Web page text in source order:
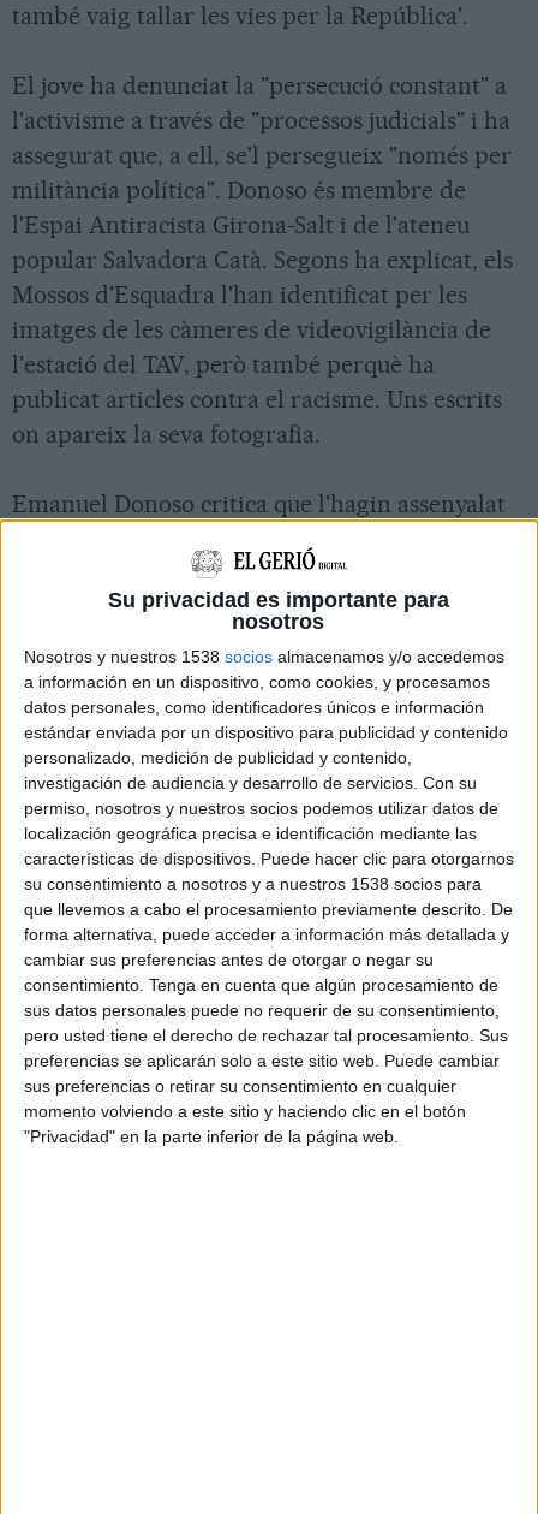
Su privacidad es importante para
nosotros
Nosotros y nuestros 1538 socios almacenamos y/o accedemos
a información en un dispositivo, como cookies, y procesamos
datos personales, como identificadores únicos e información
estándar enviada por un dispositivo para publicidad y contenido
personalizado, medición de publicidad y contenido,
investigación de audiencia y desarrollo de servicios. Con su
permiso, nosotros y nuestros socios podemos utilizar datos de
localización geográfica precisa e identificación mediante las
características de dispositivos. Puede hacer clic para otorgarnos
su consentimiento a nosotros y a nuestros 1538 socios para
que llevemos a cabo el procesamiento previamente descrito. De
forma alternativa, puede acceder a información más detallada y
cambiar sus preferencias antes de otorgar o negar su
consentimiento. Tenga en cuenta que algún procesamiento de
sus datos personales puede no requerir de su consentimiento,
pero usted tiene el derecho de rechazar tal procesamiento. Sus
preferencias se aplicarán solo a este sitio web. Puede cambiar
sus preferencias o retirar su consentimiento en cualquier
momento volviendo a este sitio y haciendo clic en el botón
"Privacidad" en la parte inferior de la página web.
també vaig tallar les vies per la República'.
El jove ha denunciat la "persecució constant" a
l'activisme a través de "processos judicials" i ha
assegurat que, a ell, se'l persegueix "només per
militància política". Donoso és membre de
l'Espai Antiracista Girona-Salt i de l'ateneu
popular Salvadora Catà. Segons ha explicat, els
Mossos d'Esquadra l'han identificat per les
imatges de les càmeres de videovigilància de
l'estació del TAV, però també perquè ha
publicat articles contra el racisme. Uns escrits
on apareix la seva fotografia.
Emanuel Donoso critica que l'hagin assenyalat
ressalta que el 8-N no hi va haver cap agent que
l'identifiqués. Té clar que "l'única via per
avançar cap a la República és la unitat en la
desobediència col·lectiva". El 5 d'abril s'ha de
presentar davant el Jutjat d'Instrucció Número
4 de Girona, tot i que encara no ha decidit si ho
farà. Per donar-li suport, s'han convocat dues
concentracions. La primera, el dia 4 a les set de
la tarda; i la segona, el dia 5 a les onze del matí
a les portes dels jutjats.